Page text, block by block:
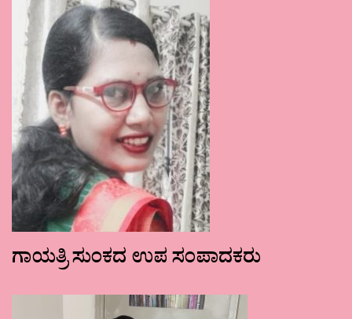
ಗಾಯತ್ರಿ ಸುಂಕದ ಉಪ ಸಂಪಾದಕರು